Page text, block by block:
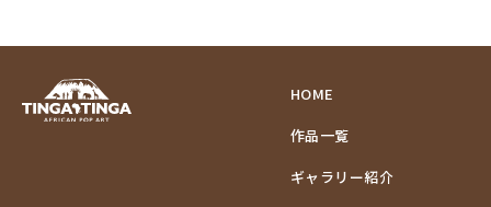
HOME
作品一覧
ギャラリー紹介